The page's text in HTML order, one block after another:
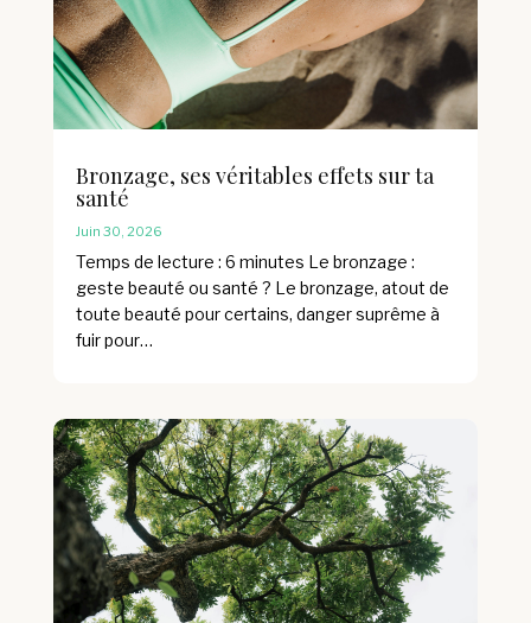
Bronzage, ses véritables effets sur ta
santé
Juin 30, 2026
Temps de lecture : 6 minutes Le bronzage :
geste beauté ou santé ? Le bronzage, atout de
toute beauté pour certains, danger suprême à
fuir pour…